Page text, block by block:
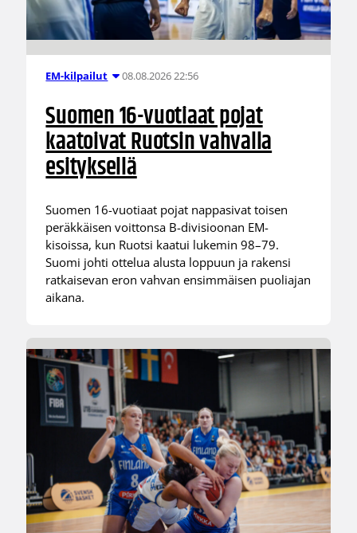
EM-kilpailut 08.08.2026 22:56
Suomen 16-vuotiaat pojat
kaatoivat Ruotsin vahvalla
esityksellä
Suomen 16-vuotiaat pojat nappasivat toisen
peräkkäisen voittonsa B-divisioonan EM-
kisoissa, kun Ruotsi kaatui lukemin 98–79.
Suomi johti ottelua alusta loppuun ja rakensi
ratkaisevan eron vahvan ensimmäisen puoliajan
aikana.